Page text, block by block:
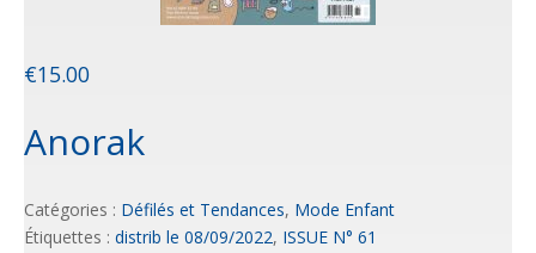
€15.00
Anorak
Catégories : Défilés et Tendances, Mode Enfant
Étiquettes : distrib le 08/09/2022, ISSUE N° 61